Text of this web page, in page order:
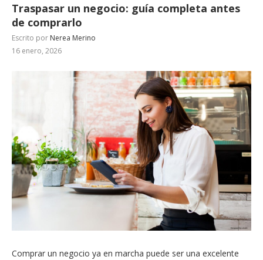
Traspasar un negocio: guía completa antes
de comprarlo
Escrito por Nerea Merino
16 enero, 2026
Comprar un negocio ya en marcha puede ser una excelente